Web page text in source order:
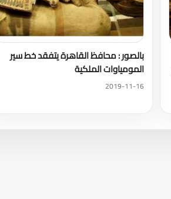
بالصور : محافظ القاهرة يتفقد خط سير
المومياوات الملكية
2019-11-16